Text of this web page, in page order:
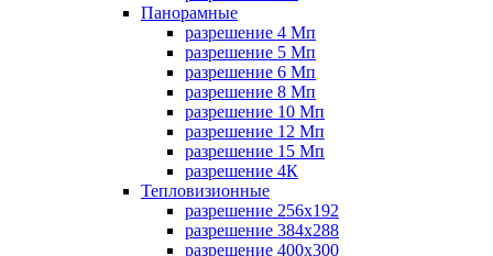
Панорамные
разрешение 4 Мп
разрешение 5 Мп
разрешение 6 Мп
разрешение 8 Мп
разрешение 10 Мп
разрешение 12 Мп
разрешение 15 Мп
разрешение 4К
Тепловизионные
разрешение 256x192
разрешение 384х288
разрешение 400x300